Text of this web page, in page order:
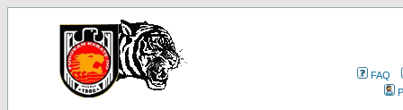
FAQ